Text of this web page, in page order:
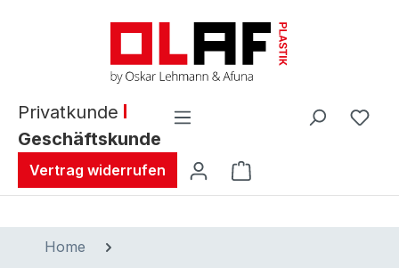
Privatkunde
Geschäftskunde
Vertrag widerrufen Warenkorb enthält
Home